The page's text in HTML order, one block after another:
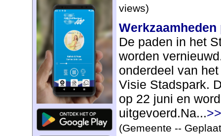
views)
De paden in het
worden
onderdeel van
Visie Stadspark.
op 22 juni en
uitgevoerd.Na...
(Gemeente --